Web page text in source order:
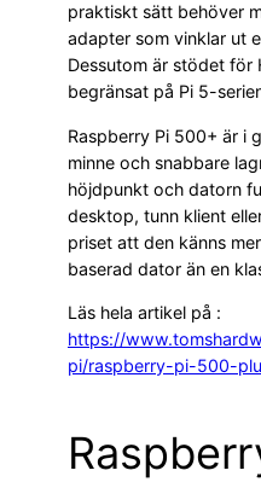
praktiskt sätt behöver
adapter som vinklar ut
Dessutom är stödet
begränsat på Pi 5-
Raspberry Pi 500+ är i
minne och snabbare
höjdpunkt och datorn
desktop, tunn klient
priset att den känns
baserad dator än en
Läs hela artikel på :
https://
pi/raspberry-pi-500-